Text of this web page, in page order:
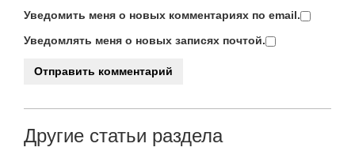
Уведомить меня о новых комментариях по email.
Уведомлять меня о новых записях почтой.
Другие статьи раздела